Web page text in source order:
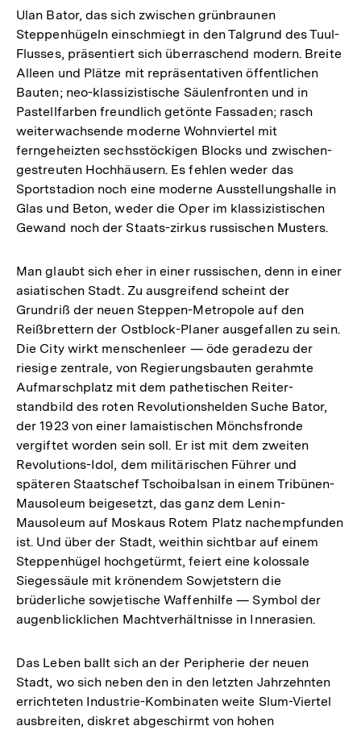
Ulan Bator, das sich zwischen grünbraunen
Steppenhügeln einschmiegt in den Talgrund des Tuul-
Flusses, präsentiert sich überraschend modern. Breite
Alleen und Plätze mit repräsentativen öffentlichen
Bauten; neo-klassizistische Säulenfronten und in
Pastellfarben freundlich getönte Fassaden; rasch
weiterwachsende moderne Wohnviertel mit
ferngeheizten sechsstöckigen Blocks und zwischen-
gestreuten Hochhäusern. Es fehlen weder das
Sportstadion noch eine moderne Ausstellungshalle in
Glas und Beton, weder die Oper im klassizistischen
Gewand noch der Staats-zirkus russischen Musters.
Man glaubt sich eher in einer russischen, denn in einer
asiatischen Stadt. Zu ausgreifend scheint der
Grundriß der neuen Steppen-Metropole auf den
Reißbrettern der Ostblock-Planer ausgefallen zu sein.
Die City wirkt menschenleer — öde geradezu der
riesige zentrale, von Regierungsbauten gerahmte
Aufmarschplatz mit dem pathetischen Reiter-
standbild des roten Revolutionshelden Suche Bator,
der 1923 von einer lamaistischen Mönchsfronde
vergiftet worden sein soll. Er ist mit dem zweiten
Revolutions-Idol, dem militärischen Führer und
späteren Staatschef Tschoibalsan in einem Tribünen-
Mausoleum beigesetzt, das ganz dem Lenin-
Mausoleum auf Moskaus Rotem Platz nachempfunden
ist. Und über der Stadt, weithin sichtbar auf einem
Steppenhügel hochgetürmt, feiert eine kolossale
Siegessäule mit krönendem Sowjetstern die
brüderliche sowjetische Waffenhilfe — Symbol der
augenblicklichen Machtverhältnisse in Innerasien.
Das Leben ballt sich an der Peripherie der neuen
Stadt, wo sich neben den in den letzten Jahrzehnten
errichteten Industrie-Kombinaten weite Slum-Viertel
ausbreiten, diskret abgeschirmt von hohen